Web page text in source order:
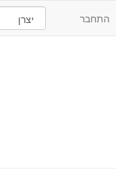
התחבר